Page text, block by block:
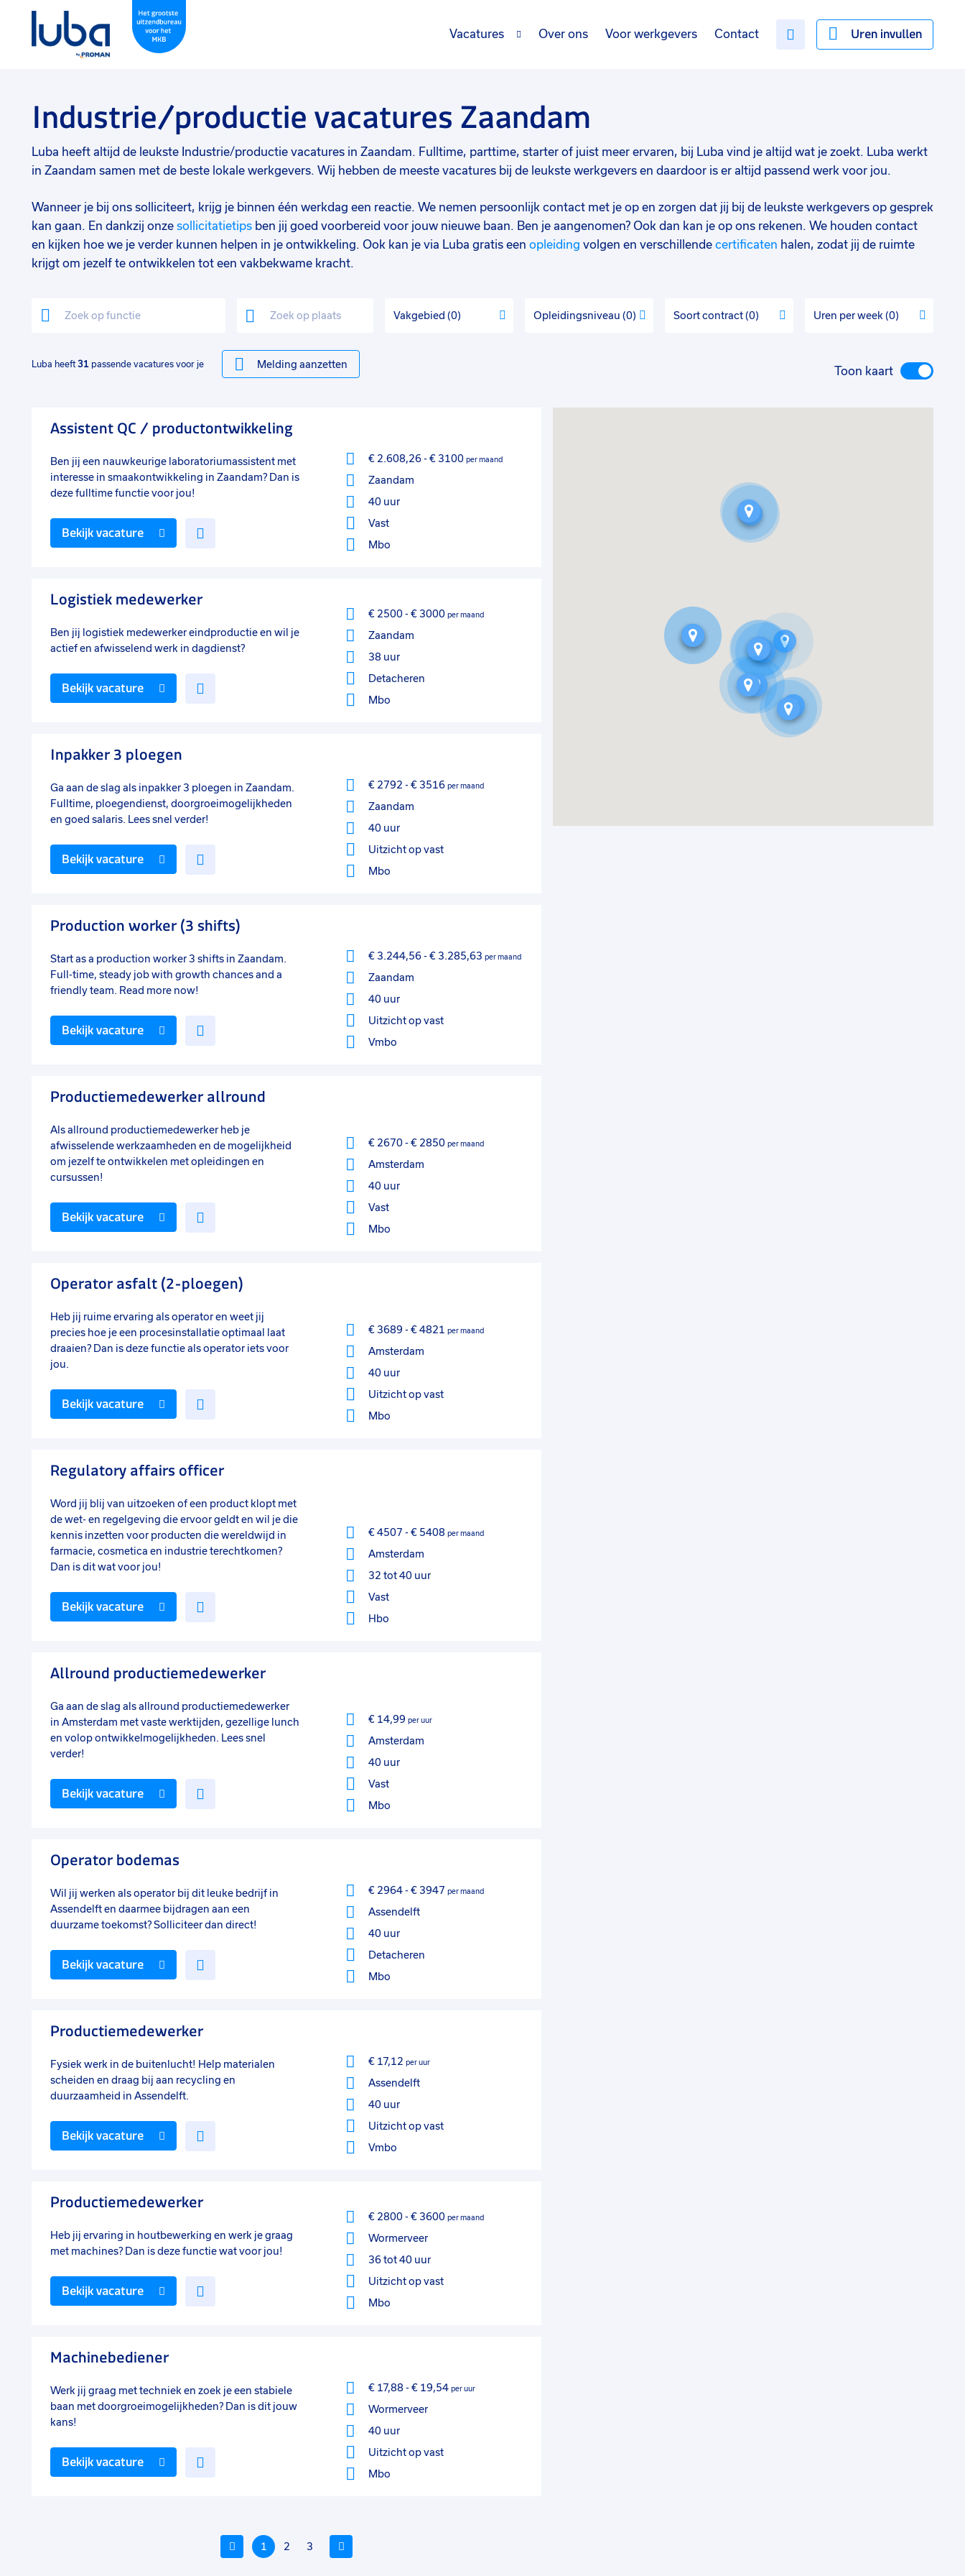
Uren invullen
Vacatures Over ons Voor werkgevers Contact
Industrie/productie vacatures Zaandam
Luba heeft altijd de leukste Industrie/productie vacatures in Zaandam. Fulltime, parttime, starter of juist meer ervaren, bij Luba vind je altijd wat je zoekt. Luba werkt
in Zaandam samen met de beste lokale werkgevers. Wij hebben de meeste vacatures bij de leukste werkgevers en daardoor is er altijd passend werk voor jou.
Wanneer je bij ons solliciteert, krijg je binnen één werkdag een reactie. We nemen persoonlijk contact met je op en zorgen dat jij bij de leukste werkgevers op gesprek
kan gaan. En dankzij onze sollicitatietips ben jij goed voorbereid voor jouw nieuwe baan. Ben je aangenomen? Ook dan kan je op ons rekenen. We houden contact
en kijken hoe we je verder kunnen helpen in je ontwikkeling. Ook kan je via Luba gratis een opleiding volgen en verschillende certificaten halen, zodat jij de ruimte
krijgt om jezelf te ontwikkelen tot een vakbekwame kracht.
Vakgebied 0 Opleidingsniveau 0 Soort contract 0 Uren per week 0
Luba heeft 31 passende vacatures voor je Melding aanzetten Toon kaart
Assistent QC / productontwikkeling
Ben jij een nauwkeurige laboratoriumassistent met
interesse in smaakontwikkeling in Zaandam? Dan is
deze fulltime functie voor jou!
€ 2.608,26- € 3100 per maand
Zaandam
40 uur
Vast
Mbo
Bekijk vacature
Logistiek medewerker
Ben jij logistiek medewerker eindproductie en wil je
actief en afwisselend werk in dagdienst?
€ 2500- € 3000 per maand
Zaandam
38 uur
Detacheren
Mbo
Bekijk vacature
Inpakker 3 ploegen
Ga aan de slag als inpakker 3 ploegen in Zaandam.
Fulltime, ploegendienst, doorgroeimogelijkheden
en goed salaris. Lees snel verder!
€ 2792 - € 3516 per maand
Zaandam
40 uur
Uitzicht op vast
Mbo
Bekijk vacature
Production worker (3 shifts)
Start as a production worker 3 shifts in Zaandam.
Full-time, steady job with growth chances and a
friendly team. Read more now!
€ 3.244,56- € 3.285,63 per maand
Zaandam
40 uur
Uitzicht op vast
Vmbo
Bekijk vacature
Productiemedewerker allround
Als allround productiemedewerker heb je
afwisselende werkzaamheden en de mogelijkheid
om jezelf te ontwikkelen met opleidingen en
cursussen!
€ 2670- € 2850 per maand
Amsterdam
40 uur
Vast
Mbo
Bekijk vacature
Operator asfalt (2-ploegen)
Heb jij ruime ervaring als operator en weet jij
precies hoe je een procesinstallatie optimaal laat
draaien? Dan is deze functie als operator iets voor
jou.
€ 3689 - € 4821 per maand
Amsterdam
40 uur
Uitzicht op vast
Mbo
Bekijk vacature
Regulatory affairs officer
Word jij blij van uitzoeken of een product klopt met
de wet- en regelgeving die ervoor geldt en wil je die
kennis inzetten voor producten die wereldwijd in
farmacie, cosmetica en industrie terechtkomen?
Dan is dit wat voor jou!
€ 4507 - € 5408 per maand
Amsterdam
32 tot 40 uur
Vast
Hbo
Bekijk vacature
Allround productiemedewerker
Ga aan de slag als allround productiemedewerker
in Amsterdam met vaste werktijden, gezellige lunch
en volop ontwikkelmogelijkheden. Lees snel
verder!
€ 14,99 per uur
Amsterdam
40 uur
Vast
Mbo
Bekijk vacature
Operator bodemas
Wil jij werken als operator bij dit leuke bedrijf in
Assendelft en daarmee bijdragen aan een
duurzame toekomst? Solliciteer dan direct!
€ 2964- € 3947 per maand
Assendelft
40 uur
Detacheren
Mbo
Bekijk vacature
Productiemedewerker
Fysiek werk in de buitenlucht! Help materialen
scheiden en draag bij aan recycling en
duurzaamheid in Assendelft.
€ 17,12 per uur
Assendelft
40 uur
Uitzicht op vast
Vmbo
Bekijk vacature
Productiemedewerker
Heb jij ervaring in houtbewerking en werk je graag
met machines? Dan is deze functie wat voor jou!
€ 2800- € 3600 per maand
Wormerveer
36 tot 40 uur
Uitzicht op vast
Mbo
Bekijk vacature
Machinebediener
Werk jij graag met techniek en zoek je een stabiele
baan met doorgroeimogelijkheden? Dan is dit jouw
kans!
€ 17,88 - € 19,54 per uur
Wormerveer
40 uur
Uitzicht op vast
Mbo
Bekijk vacature
Vorige
1 2 3